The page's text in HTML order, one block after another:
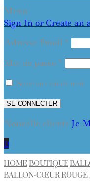
Menu
Sign In or Create an
Adresse Email *
Mot de passe *
Souviens toi de moi
SE CONNECTER
Nouvelle cliente Je
0
HOME BOUTIQUE
BALLON-CŒUR ROUGE